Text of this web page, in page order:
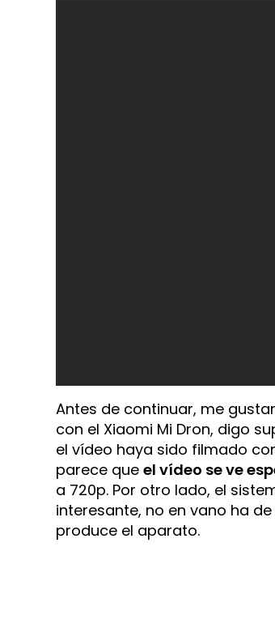
Antes de continuar, me
con el Xiaomi Mi Dron, digo
el vídeo haya sido filmado
parece queel vídeo se ve
a 720p. Por otro lado, el
interesante, no en vano ha
produce el aparato.